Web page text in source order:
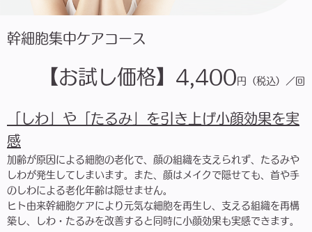
幹細胞集中ケアコース
【お試し価格】4,400円（税込）／回
「しわ」や「たるみ」を引き上げ小顔効果を実
感
加齢が原因による細胞の老化で、顔の組織を支えられず、たるみや
しわが発生してしまいます。また、顔はメイクで隠せても、首や手
のしわによる老化年齢は隠せません。
ヒト由来幹細胞ケアにより元気な細胞を再生し、支える組織を再構
築し、しわ・たるみを改善すると同時に小顔効果も実感できます。